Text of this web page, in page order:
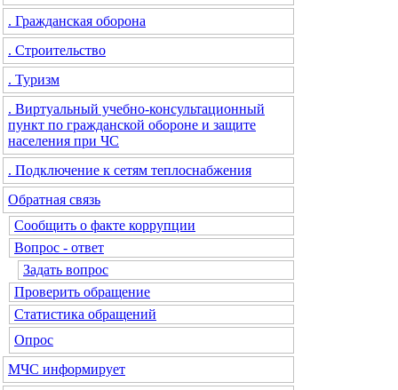
. Гражданская оборона
. Строительство
. Туризм
. Виртуальный учебно-консультационный
пункт по гражданской обороне и защите
населения при ЧС
. Подключение к сетям теплоснабжения
Обратная связь
Сообщить о факте коррупции
Вопрос - ответ
Задать вопрос
Проверить обращение
Статистика обращений
Опрос
МЧС информирует